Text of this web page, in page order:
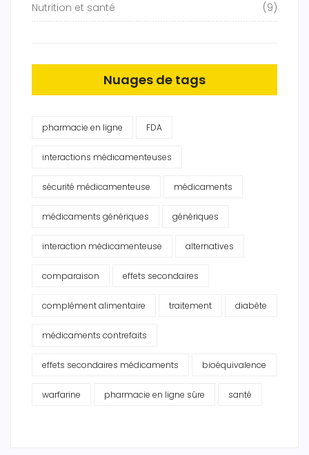
Nutrition et santé (9)
Nuages de tags
pharmacie en ligne FDA
interactions médicamenteuses
sécurité médicamenteuse médicaments
médicaments génériques génériques
interaction médicamenteuse alternatives
comparaison effets secondaires
complément alimentaire traitement diabète
médicaments contrefaits
effets secondaires médicaments bioéquivalence
warfarine pharmacie en ligne sûre santé